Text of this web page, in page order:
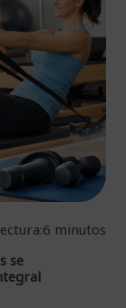
minutos
se